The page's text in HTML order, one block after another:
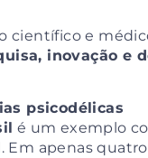
científico e
inovação e
psicodélicas
é um exemplo
apenas